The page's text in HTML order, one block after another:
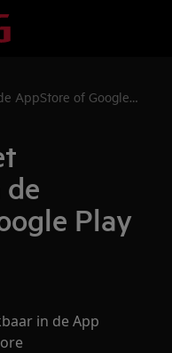
AppStore of Google
Play
in de App